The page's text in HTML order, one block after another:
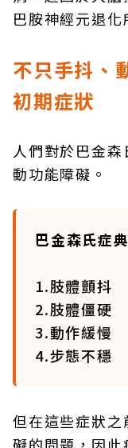
巴胺神經元退化
不只手抖、
初期症狀
人們對於巴金
動功能障礙。
巴金森氏症
1.肢體顫抖
2.肢體僵硬
3.動作緩慢
4.步態不穩
但在這些症狀